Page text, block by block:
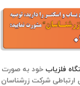
فلزیاب خود به صورت
ارتباطی شرکت زرشناسان